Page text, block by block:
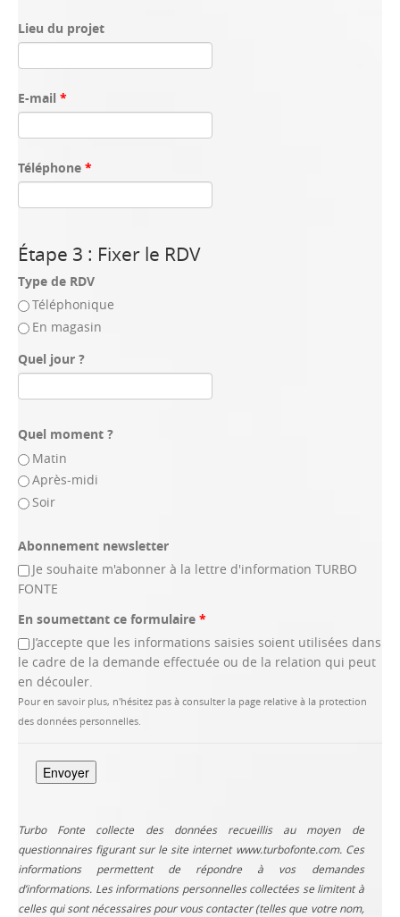
Lieu du projet
E-mail *
Téléphone *
Étape 3 : Fixer le RDV
Type de RDV
Téléphonique
En magasin
Quel jour ?
Quel moment ?
Matin
Après-midi
Soir
Abonnement newsletter
Je souhaite m'abonner à la lettre d'information TURBO
FONTE
En soumettant ce formulaire *
J’accepte que les informations saisies soient utilisées dans
le cadre de la demande effectuée ou de la relation qui peut
en découler.
Pour en savoir plus, n'hésitez pas à consulter la page relative à la protection
des données personnelles.
Turbo Fonte collecte des données recueillis au moyen de
questionnaires figurant sur le site internet www.turbofonte.com. Ces
informations permettent de répondre à vos demandes
d’informations. Les informations personnelles collectées se limitent à
celles qui sont nécessaires pour vous contacter (telles que votre nom,